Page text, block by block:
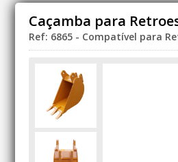
Caçamba para
Ref: 6865 - Compatível para